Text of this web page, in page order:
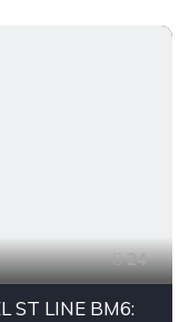
24
ST LINE BM6: